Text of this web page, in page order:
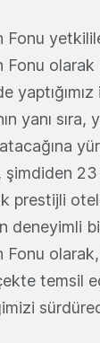
olarak
yanı sıra,
şimdiden
prestijli
deneyimli
Fonu
temsil